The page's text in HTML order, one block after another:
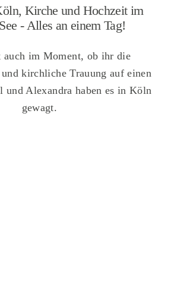
Kirche und Hochzeit im
- Alles an einem Tag!
auch im Moment, ob ihr die
und kirchliche Trauung auf einen
und Alexandra haben es in Köln
gewagt.